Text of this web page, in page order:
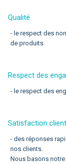
Qualité
- le respect des
de produits
Respect des
- le respect des
Satisfaction
- des réponses
nos clients.
Nous basons